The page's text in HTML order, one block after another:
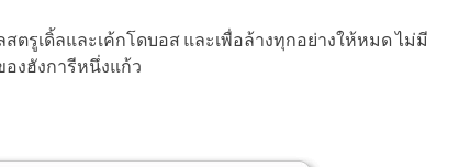
รูเดิ้ลและเค้กโดบอส และเพื่อล้างทุกอย่างให้หมด ไม่มี
องฮังการีหนึ่งแก้ว